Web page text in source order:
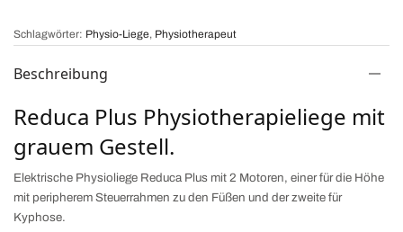
Schlagwörter: Physio-Liege, Physiotherapeut
Beschreibung
Reduca Plus Physiotherapieliege mit
grauem Gestell.
Elektrische Physioliege Reduca Plus mit 2 Motoren, einer für die Höhe
mit peripherem Steuerrahmen zu den Füßen und der zweite für
Kyphose.